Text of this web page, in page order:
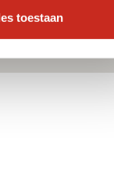
toestaan